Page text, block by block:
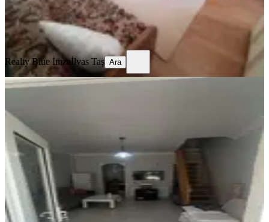
Realty Blue İmzaİlyas Taş
Ara
Realty Blue İmzaİlyas Taş Ara
MANZARALI
150 m²·26.06.2026
40.000 ₺